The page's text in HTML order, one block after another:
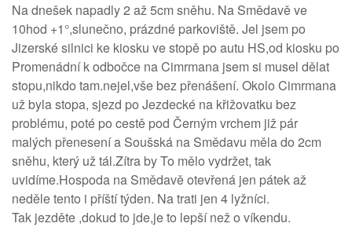
Na dnešek napadly 2 až 5cm sněhu. Na Smědavě ve
10hod +1°,slunečno, prázdné parkoviště. Jel jsem po
Jizerské silnici ke kiosku ve stopě po autu HS,od kiosku po
Promenádní k odbočce na Cimrmana jsem si musel dělat
stopu,nikdo tam.nejel,vše bez přenášení. Okolo Cimrmana
už byla stopa, sjezd po Jezdecké na křižovatku bez
problému, poté po cestě pod Černým vrchem již pár
malých přenesení a Soušská na Smědavu měla do 2cm
sněhu, který už tál.Zítra by To mělo vydržet, tak
uvidíme.Hospoda na Smědavě otevřená jen pátek až
neděle tento i příští týden. Na trati jen 4 lyžníci.
Tak jezděte ,dokud to jde,je to lepší než o víkendu.